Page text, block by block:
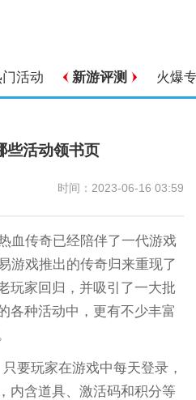
活动 新游评测 火爆
些活动领书页
时间：2023-06-16 03:59
血传奇已经陪伴了一代游戏
游戏推出的传奇归来重现了
玩家回归，并吸引了一大批
各种活动中，更有不少丰富
要玩家在游戏中每天登录，
内含道具、激活码和积分等